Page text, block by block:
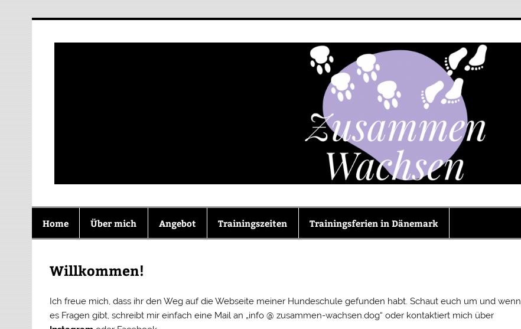
Home Über mich Angebot Trainingszeiten Trainingsferien in Dänemark
Willkommen!
Ich freue mich, dass ihr den Weg auf die Webseite meiner Hundeschule gefunden habt. Schaut euch um und wenn
es Fragen gibt, schreibt mir einfach eine Mail an „info @ zusammen-wachsen.dog“ oder kontaktiert mich über